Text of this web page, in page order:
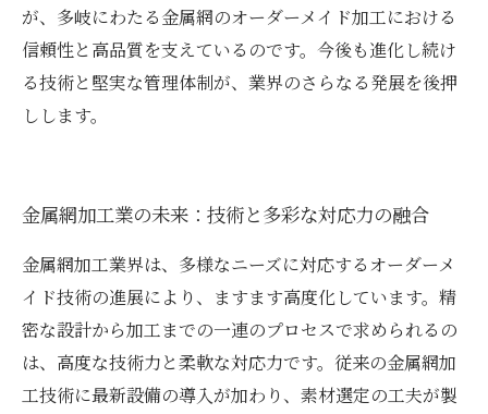
が、多岐にわたる金属網のオーダーメイド加工における
信頼性と高品質を支えているのです。今後も進化し続け
る技術と堅実な管理体制が、業界のさらなる発展を後押
しします。
金属網加工業の未来：技術と多彩な対応力の融合
金属網加工業界は、多様なニーズに対応するオーダーメ
イド技術の進展により、ますます高度化しています。精
密な設計から加工までの一連のプロセスで求められるの
は、高度な技術力と柔軟な対応力です。従来の金属網加
工技術に最新設備の導入が加わり、素材選定の工夫が製